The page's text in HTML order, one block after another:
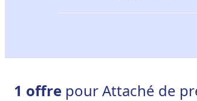
1 offre pour Attaché de